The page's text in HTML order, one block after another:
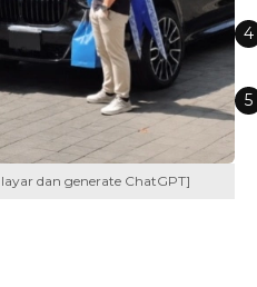
dan generate ChatGPT]
4
5